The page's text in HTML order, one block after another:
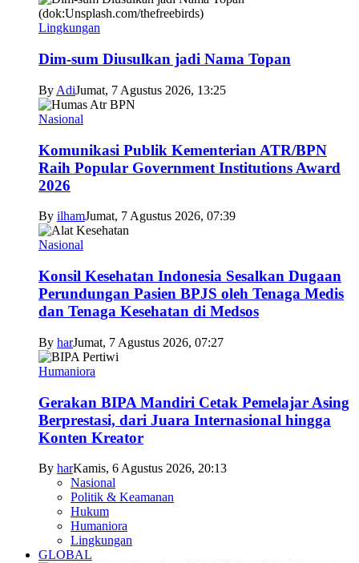
Lingkungan
Dim-sum Diusulkan jadi Nama Topan
By AdiJumat, 7 Agustus 2026, 13:25
Nasional
Komunikasi Publik Kementerian ATR/BPN
Raih Popular Government Institutions Award
2026
By ilhamJumat, 7 Agustus 2026, 07:39
Nasional
Konsil Kesehatan Indonesia Sesalkan Dugaan
Perundungan Pasien BPJS oleh Tenaga Medis
dan Tenaga Kesehatan di Medsos
By harJumat, 7 Agustus 2026, 07:27
Humaniora
Gerakan BIPA Mandiri Cetak Pemelajar Asing
Berprestasi, dari Juara Internasional hingga
Konten Kreator
By harKamis, 6 Agustus 2026, 20:13
Nasional
Politik & Keamanan
Hukum
Humaniora
Lingkungan
GLOBAL